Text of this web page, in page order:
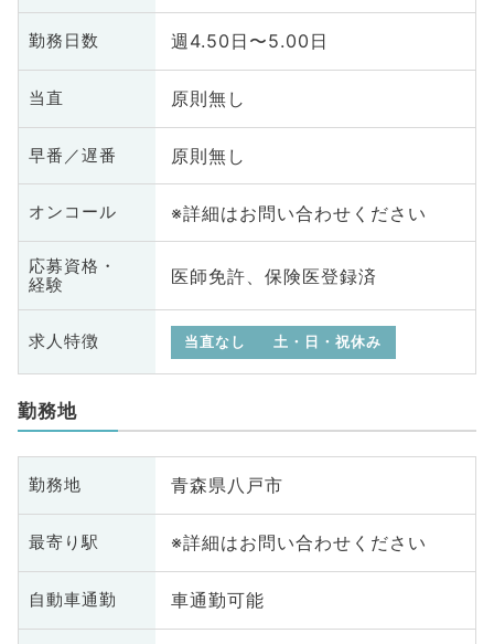
勤務日数 週4.50日〜5.00日
当直 原則無し
早番／遅番 原則無し
オンコール ※詳細はお問い合わせください
応募資格・
経験
医師免許、保険医登録済
求人特徴 当直なし 土・日・祝休み
勤務地
勤務地 青森県八戸市
最寄り駅 ※詳細はお問い合わせください
自動車通勤 車通勤可能